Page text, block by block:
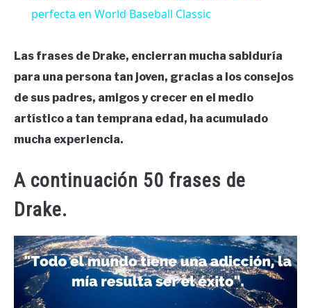
perfecta en World Baseball Classic
Las frases de Drake, encierran mucha sabiduría
para una persona tan joven, gracias a los consejos
de sus padres, amigos y crecer en el medio
artístico a tan temprana edad, ha acumulado
mucha experiencia.
A continuación 50 frases de
Drake.